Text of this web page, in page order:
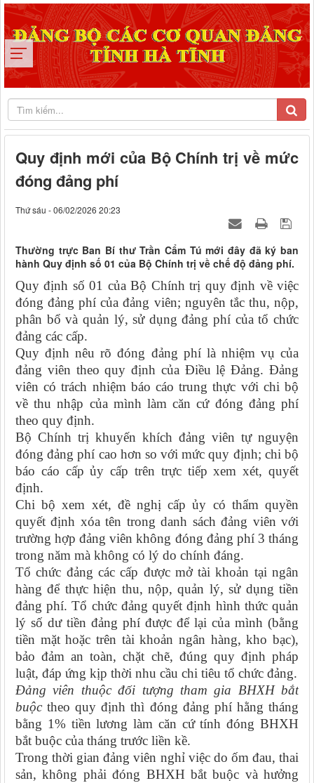
Quy định mới của Bộ Chính trị về mức
đóng đảng phí
Thứ sáu - 06/02/2026 20:23
Thường trực Ban Bí thư Trần Cẩm Tú mới đây đã ký ban
hành Quy định số 01 của Bộ Chính trị về chế độ đảng phí.
Quy định số 01 của Bộ Chính trị quy định về việc
đóng đảng phí của đảng viên; nguyên tắc thu, nộp,
phân bổ và quản lý, sử dụng đảng phí của tổ chức
đảng các cấp.
Quy định nêu rõ đóng đảng phí là nhiệm vụ của
đảng viên theo quy định của Điều lệ Đảng. Đảng
viên có trách nhiệm báo cáo trung thực với chi bộ
về thu nhập của mình làm căn cứ đóng đảng phí
theo quy định.
Bộ Chính trị khuyến khích đảng viên tự nguyện
đóng đảng phí cao hơn so với mức quy định; chi bộ
báo cáo cấp ủy cấp trên trực tiếp xem xét, quyết
định.
Chi bộ xem xét, đề nghị cấp ủy có thẩm quyền
quyết định xóa tên trong danh sách đảng viên với
trường hợp đảng viên không đóng đảng phí 3 tháng
trong năm mà không có lý do chính đáng.
Tổ chức đảng các cấp được mở tài khoản tại ngân
hàng để thực hiện thu, nộp, quản lý, sử dụng tiền
đảng phí. Tổ chức đảng quyết định hình thức quản
lý số dư tiền đảng phí được để lại của mình (bằng
tiền mặt hoặc trên tài khoản ngân hàng, kho bạc),
bảo đảm an toàn, chặt chẽ, đúng quy định pháp
luật, đáp ứng kịp thời nhu cầu chi tiêu tổ chức đảng.
Đảng viên thuộc đối tượng tham gia BHXH bắt
buộc theo quy định thì đóng đảng phí hằng tháng
bằng 1% tiền lương làm căn cứ tính đóng BHXH
bắt buộc của tháng trước liền kề.
Trong thời gian đảng viên nghỉ việc do ốm đau, thai
sản, không phải đóng BHXH bắt buộc và hưởng